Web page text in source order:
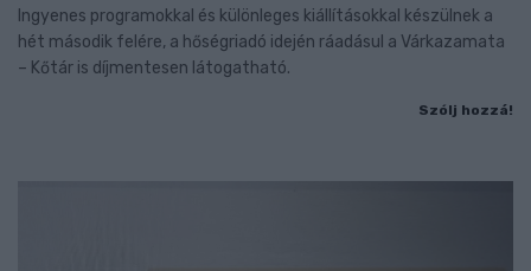
Ingyenes programokkal és különleges kiállításokkal készülnek a
hét második felére, a hőségriadó idején ráadásul a Várkazamata
– Kőtár is díjmentesen látogatható.
Szólj hozzá!